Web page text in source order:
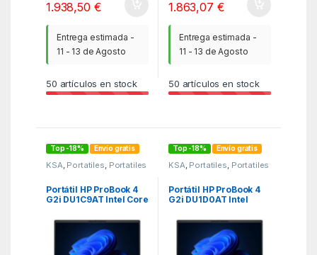
1.938,50 €
Entrega estimada -
11 - 13 de Agosto
50 artículos en stock
1.863,07 €
Entrega estimada -
11 - 13 de Agosto
50 artículos en stock
Top -18% Envío gratis
KSA Portatiles Portatiles
Portátil HP ProBook 4
G2i DU1C9AT Intel Core
SSD/ 16″/ Win11 Pro
Top -18% Envío gratis
KSA Portatiles Portatiles
Portátil HP ProBook 4
G2i DU1D0AT Intel
512GB SSD/ 16″/ Win11